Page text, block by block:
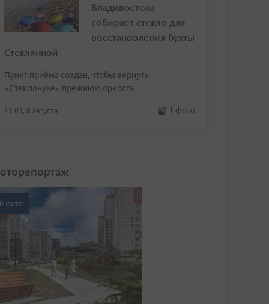
Владивостока
собирает стекло для
восстановления бухты
Стеклянной
Пункт приёма создан, чтобы вернуть
«Стеклянухе» прежнюю яркость
21:03, 8 августа 1 фото
фото